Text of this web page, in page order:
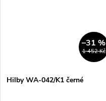
1 452 Kč
–31 %
Hilby WA-042/K1 černé